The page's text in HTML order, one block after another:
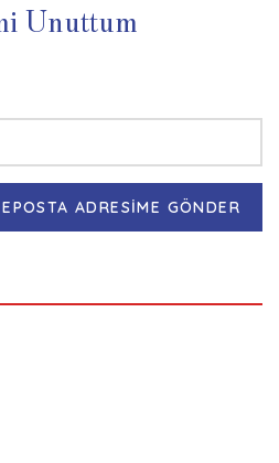
Unuttum
EPOSTA ADRESİME GÖNDER